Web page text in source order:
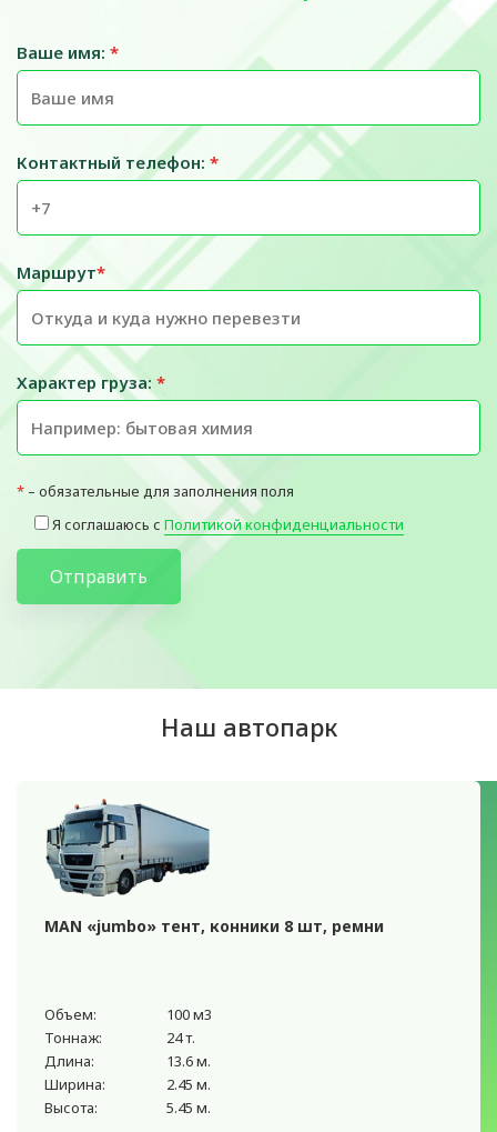
Ваше имя: *
Контактный телефон: *
Маршрут*
Характер груза: *
* – обязательные для заполнения поля
Я соглашаюсь с Политикой конфиденциальности
Отправить
Наш автопарк
MAN «jumbo» тент, конники 8 шт, ремни
Объем:
100 м3
Тоннаж:
24 т.
Длина:
13.6 м.
Ширина:
2.45 м.
Высота:
5.45 м.